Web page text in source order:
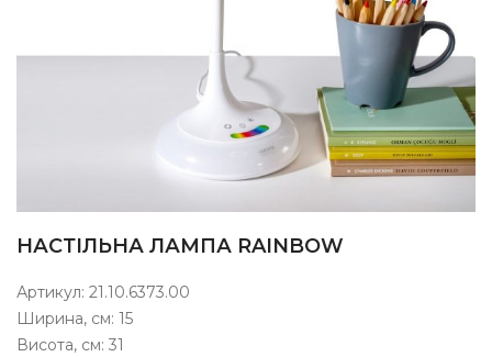
НАСТІЛЬНА ЛАМПА RAINBOW
Артикул: 21.10.6373.00
Ширина, см: 15
Висота, см: 31